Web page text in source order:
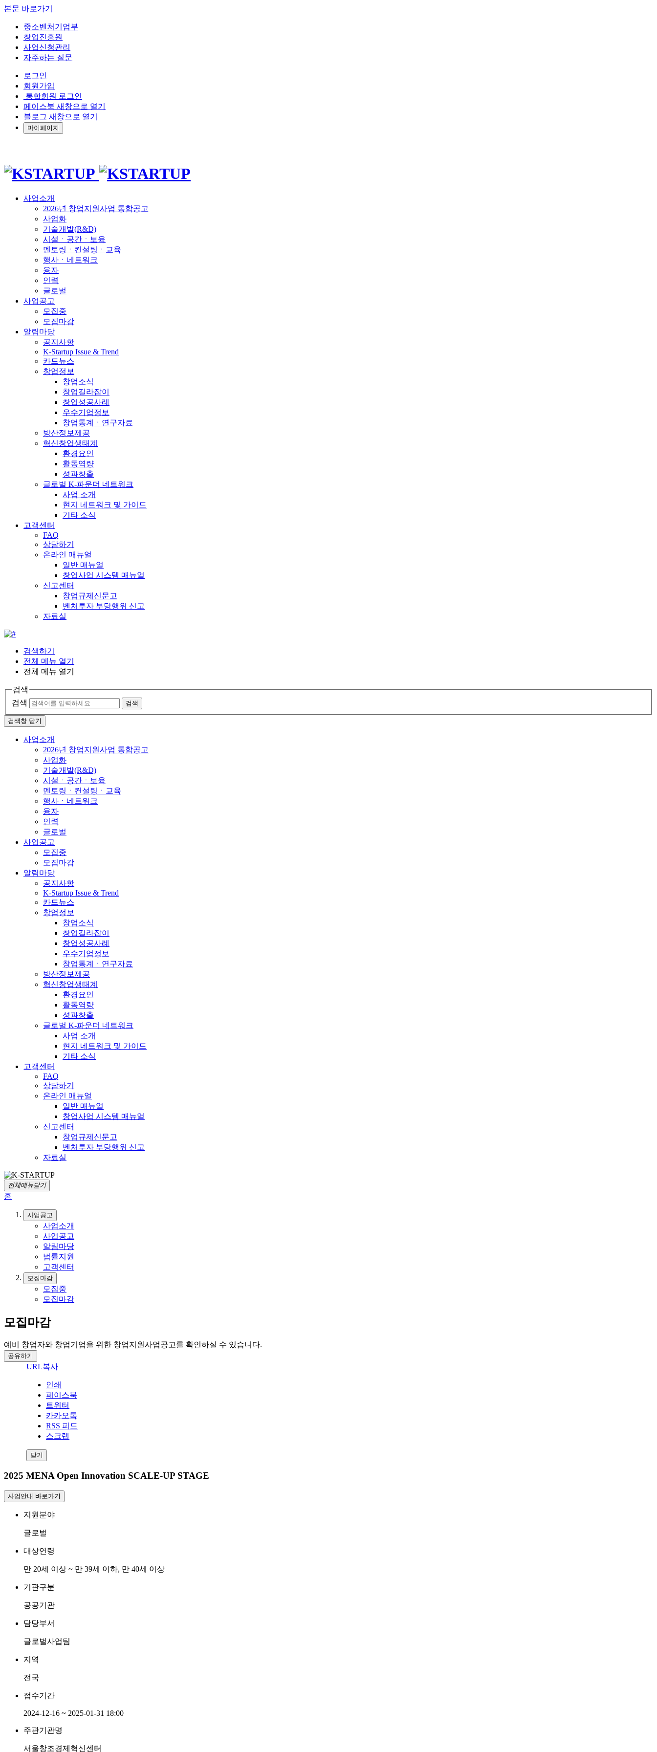
본문 바로가기
중소벤처기업부
창업진흥원
사업신청관리
자주하는 질문
로그인
회원가입
통합회원 로그인
페이스북 새창으로 열기
블로그 새창으로 열기
마이페이지
사업소개
2026년 창업지원사업 통합공고
사업화
기술개발(R&D)
시설ㆍ공간ㆍ보육
멘토링ㆍ컨설팅ㆍ교육
행사ㆍ네트워크
융자
인력
글로벌
사업공고
모집중
모집마감
알림마당
공지사항
K-Startup Issue & Trend
카드뉴스
창업정보
창업소식
창업길라잡이
창업성공사례
우수기업정보
창업통계ㆍ연구자료
방산정보제공
혁신창업생태계
환경요인
활동역량
성과창출
글로벌 K-파운더 네트워크
사업 소개
현지 네트워크 및 가이드
기타 소식
고객센터
FAQ
상담하기
온라인 매뉴얼
일반 매뉴얼
창업사업 시스템 매뉴얼
신고센터
창업규제신문고
벤처투자 부당행위 신고
자료실
검색하기
전체 메뉴 열기
전체 메뉴 열기
검색
검색
검색
검색창 닫기
사업소개
2026년 창업지원사업 통합공고
사업화
기술개발(R&D)
시설ㆍ공간ㆍ보육
멘토링ㆍ컨설팅ㆍ교육
행사ㆍ네트워크
융자
인력
글로벌
사업공고
모집중
모집마감
알림마당
공지사항
K-Startup Issue & Trend
카드뉴스
창업정보
창업소식
창업길라잡이
창업성공사례
우수기업정보
창업통계ㆍ연구자료
방산정보제공
혁신창업생태계
환경요인
활동역량
성과창출
글로벌 K-파운더 네트워크
사업 소개
현지 네트워크 및 가이드
기타 소식
고객센터
FAQ
상담하기
온라인 매뉴얼
일반 매뉴얼
창업사업 시스템 매뉴얼
신고센터
창업규제신문고
벤처투자 부당행위 신고
자료실
전체메뉴닫기
홈
사업공고
사업소개
사업공고
알림마당
법률지원
고객센터
모집마감
모집중
모집마감
모집마감
예비 창업자와 창업기업을 위한 창업지원사업공고를 확인하실 수 있습니다.
공유하기
URL복사
인쇄
페이스북
트위터
카카오톡
RSS 피드
스크랩
닫기
2025 MENA Open Innovation SCALE-UP STAGE
사업안내 바로가기
지원분야
글로벌
대상연령
만 20세 이상 ~ 만 39세 이하, 만 40세 이상
기관구분
공공기관
담당부서
글로벌사업팀
지역
전국
접수기간
2024-12-16 ~ 2025-01-31 18:00
주관기관명
서울창조경제혁신센터